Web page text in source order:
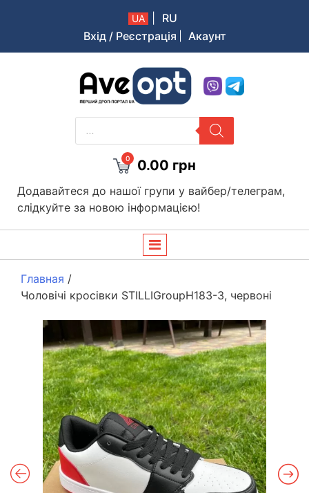
UA
RU
Вхід / Реєстрація
Акаунт
Aveopt – оптова дропшипінг платформа в Україні
PRODUCTS
SEARCH
0 0.00 грн
Додавайтеся до нашої групи у вайбер/телеграм,
слідкуйте за новою інформацією!
Главная /
Чоловічі кросівки STILLIGroupH183-3, червоні